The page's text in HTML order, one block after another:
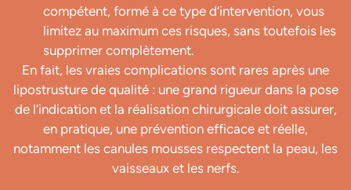
compétent, formé à ce type d’intervention, vous
limitez au maximum ces risques, sans toutefois les
supprimer complètement.
En fait, les vraies complications sont rares après une
lipostrusture de qualité : une grand rigueur dans la pose
de l’indication et la réalisation chirurgicale doit assurer,
en pratique, une prévention efficace et réelle,
notamment les canules mousses respectent la peau, les
vaisseaux et les nerfs.